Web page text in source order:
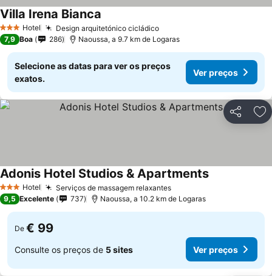
3 EstrelasHotel Design arquitetónico cicládico
Villa Irena Bianca
7,9 Boa 286 Naoussa, a 9.7 km de Logaras
Selecione as datas para ver os preços
exatos.
Ver preços
Partilhar
3 EstrelasHotel Serviços de massagem relaxantes
Adonis Hotel Studios & Apartments
9,5 Excelente 737 Naoussa, a 10.2 km de Logaras
De € 99
Consulte os preços de 5 sites Ver preços